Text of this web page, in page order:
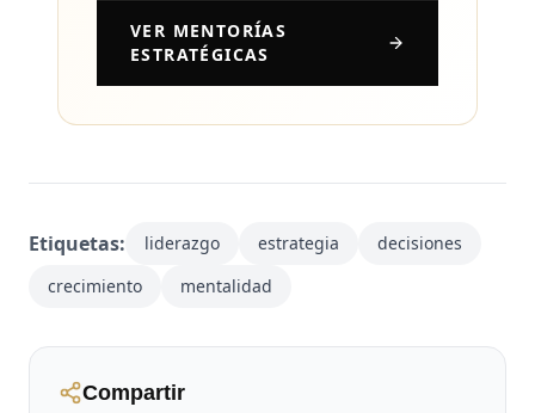
Compartir
VER MENTORÍAS
ESTRATÉGICAS
Etiquetas: liderazgo estrategia
decisiones
crecimiento
mentalidad